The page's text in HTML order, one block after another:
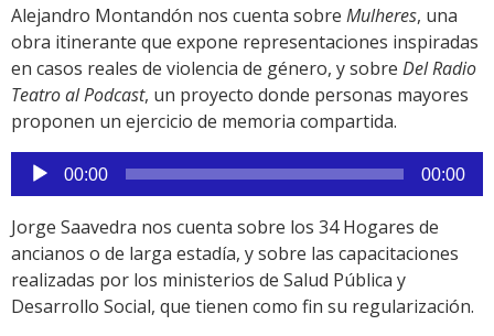
Link
Alejandro Montandón nos cuenta sobre Mulheres, una
obra itinerante que expone representaciones inspiradas
en casos reales de violencia de género, y sobre Del Radio
Teatro al Podcast, un proyecto donde personas mayores
proponen un ejercicio de memoria compartida.
Reproductor
de
audio
00:00 00:00
Jorge Saavedra nos cuenta sobre los 34 Hogares de
ancianos o de larga estadía, y sobre las capacitaciones
realizadas por los ministerios de Salud Pública y
Desarrollo Social, que tienen como fin su regularización.